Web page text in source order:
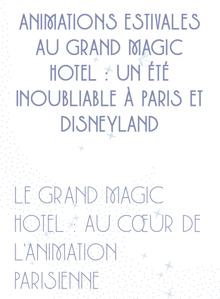
ANIMATIONS ESTIVALES
AU GRAND MAGIC
HOTEL : UN ÉTÉ
INOUBLIABLE À PARIS ET
DISNEYLAND
LE GRAND MAGIC
HOTEL : AU CŒUR DE
L’ANIMATION
PARISIENNE